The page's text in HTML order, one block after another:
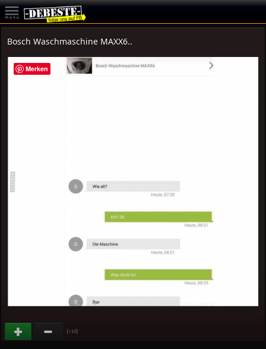
Bosch Waschmaschine MAXX6..
(+14)
Merken